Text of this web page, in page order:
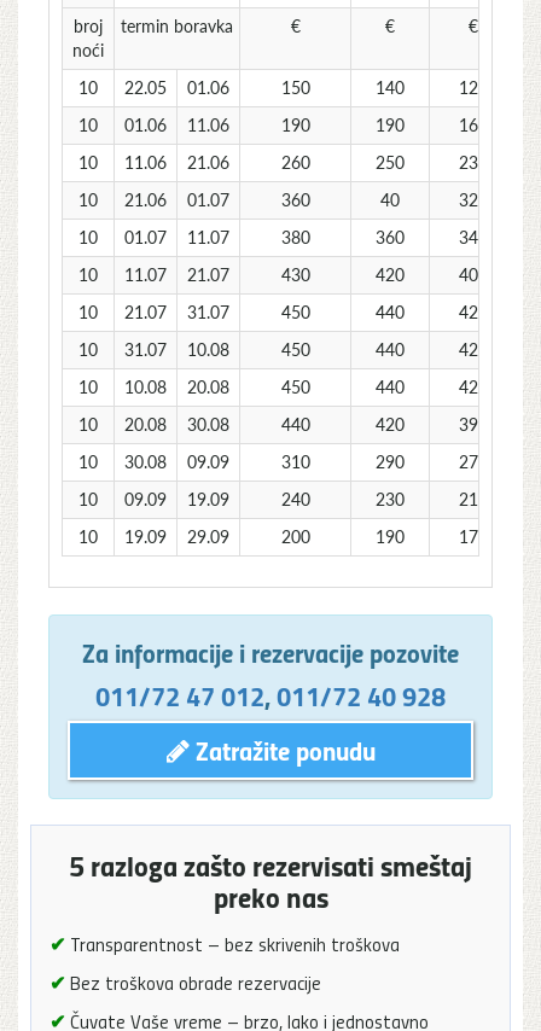
broj
noći
termin boravka € € €
10 22.05 01.06 150 140
120
10
01.06 11.06 190 190
160
10
11.06 21.06 260 250
230
10
21.06 01.07 360 40
320
10
01.07 11.07 380 360
340
10
11.07 21.07 430 420
400
10
21.07 31.07 450 440
420
10
31.07 10.08 450 440
420
10
10.08 20.08 450 440
420
10
20.08 30.08 440 420
390
10
30.08 09.09 310 290
270
10
09.09 19.09 240 230
210
10
19.09 29.09 200 190 170
Za informacije i rezervacije pozovite
011/72 47 012,011/72 40 928
Zatražite ponudu
5 razloga zašto rezervisati smeštaj
preko nas
✔ Transparentnost – bez skrivenih troškova
✔ Bez troškova obrade rezervacije
✔ Čuvate Vaše vreme – brzo, lako i jednostavno